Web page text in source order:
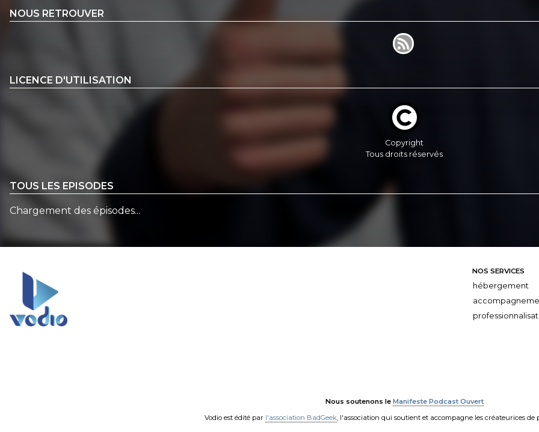
NOUS RETROUVER
LICENCE D'UTILISATION
Copyright
Tous droits réservés
TOUS LES EPISODES
Chargement des épisodes...
NOS SERVICES
hébergement
Nous soutenons le Manifeste Podcast Ouvert
Vodio est édité par l'association BadGeek , l'association qui soutient et accompagne les créateurices de